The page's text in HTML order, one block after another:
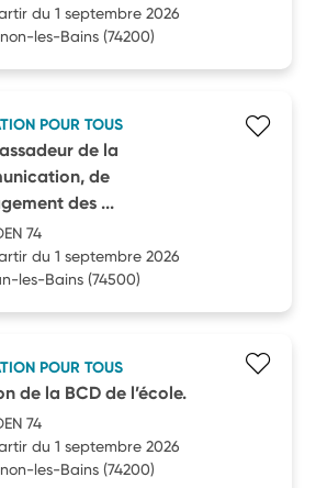
du 1 septembre 2026
les-Bains (74200)
POUR TOUS
de la
de
des ...
74
du 1 septembre 2026
les-Bains (74500)
POUR TOUS
de la BCD de l’école.
74
du 1 septembre 2026
les-Bains (74200)